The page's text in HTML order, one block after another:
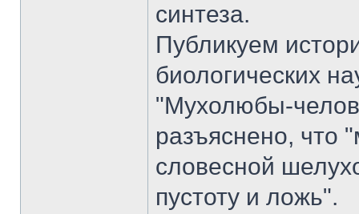
синтеза.
Публикуем
биологических
"Мухолюбы-
разъяснено, что
словесной
пустоту и ложь".